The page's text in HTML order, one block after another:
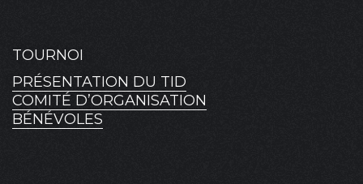
TOURNOI
PRÉSENTATION DU TID
COMITÉ D’ORGANISATION
BÉNÉVOLES